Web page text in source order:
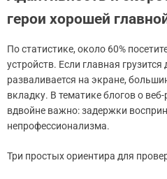
герои хорошей
По статистике, около 60%
устройств. Если главная
разваливается на экране,
вкладку. В тематике блогов о
вдвойне важно: задержки
непрофессионализма.
Три простых ориентира для